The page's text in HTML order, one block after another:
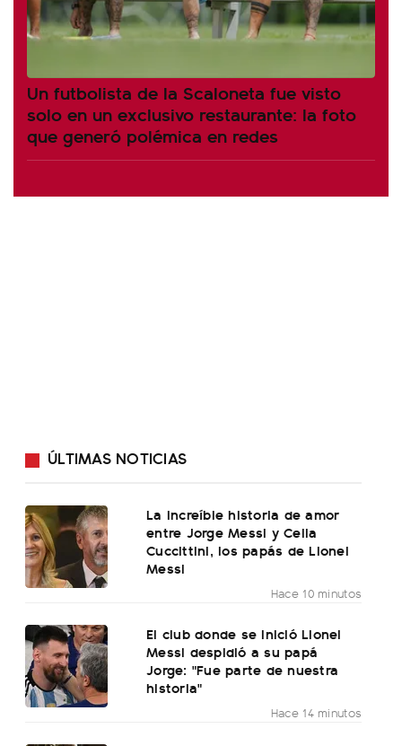
Un futbolista de la Scaloneta fue visto
solo en un exclusivo restaurante: la foto
que generó polémica en redes
ÚLTIMAS NOTICIAS
La increíble historia de amor
entre Jorge Messi y Celia
Cuccittini, los papás de Lionel
Messi
Hace 10 minutos
El club donde se inició Lionel
Messi despidió a su papá
Jorge: "Fue parte de nuestra
historia"
Hace 14 minutos